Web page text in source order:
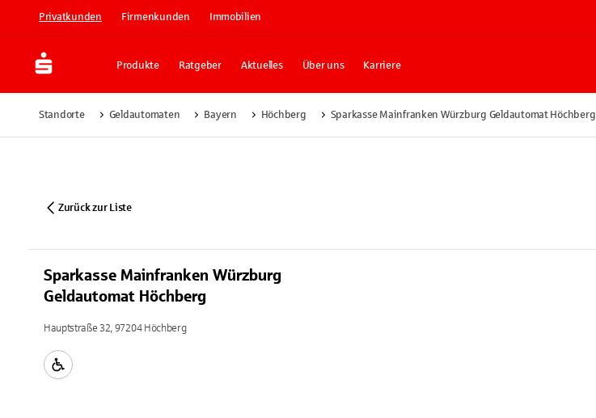
Privatkunden Firmenkunden Immobilien
Produkte Ratgeber Aktuelles Über uns Karriere
Standorte Geldautomaten Bayern Höchberg Sparkasse Mainfranken Würzburg Geldautomat Höchberg
Zurück zur Liste
Sparkasse Mainfranken Würzburg
Geldautomat Höchberg
Hauptstraße 32, 97204 Höchberg